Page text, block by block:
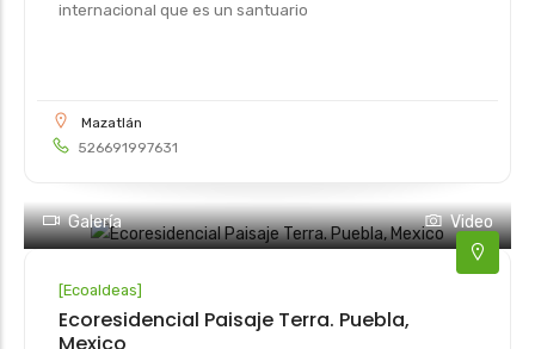
internacional que es un santuario
Mazatlán
526691997631
Galería Video
[Ecoaldeas]
Ecoresidencial Paisaje Terra. Puebla,